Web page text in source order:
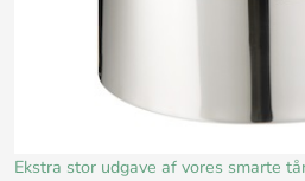
Ekstra stor udgave af vores smarte